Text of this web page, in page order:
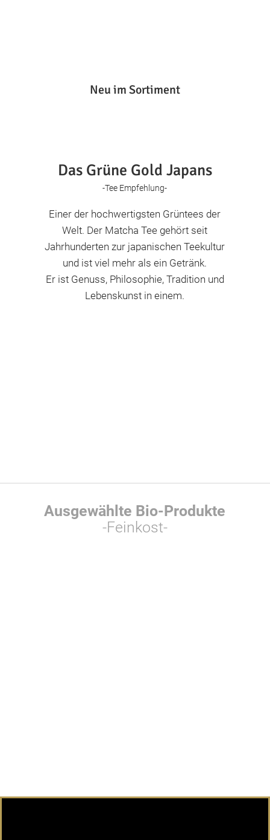
Neu im Sortiment
Das Grüne Gold Japans
-Tee Empfehlung-
Einer der hochwertigsten Grüntees der
Welt. Der Matcha Tee gehört seit
Jahrhunderten zur japanischen Teekultur
und ist viel mehr als ein Getränk.
Er ist Genuss, Philosophie, Tradition und
Lebenskunst in einem.
Ausgewählte Bio-Produkte
-Feinkost-